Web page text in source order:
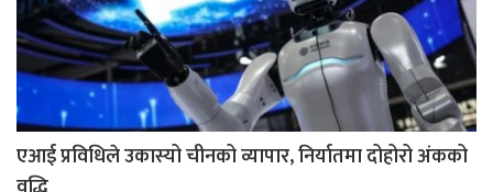
एआई प्रविधिले उकास्यो चीनको व्यापार, निर्यातमा दोहोरो अंकको